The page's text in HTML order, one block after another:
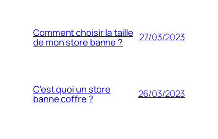
Comment choisir la taille
de mon store banne ? 27/03/2023
C’est quoi un store
banne coffre ? 26/03/2023